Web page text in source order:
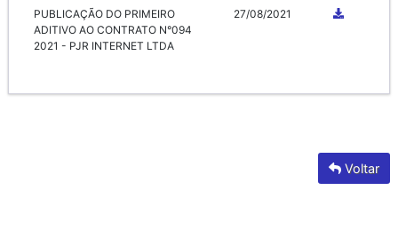
PUBLICAÇÃO DO PRIMEIRO
ADITIVO AO CONTRATO N°094
2021 - PJR INTERNET LTDA
27/08/2021
Voltar